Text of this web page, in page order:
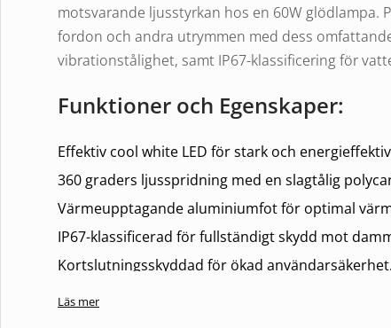
motsvarande ljusstyrkan hos en 60W
fordon och andra utrymmen med dess
vibrationstålighet, samt IP67-klassificering för
Funktioner och Egenskaper:
Effektiv cool white LED för stark och
360 graders ljusspridning med en slagtålig
Värmeupptagande aluminiumfot för optimal
IP67-klassificerad för fullständigt skydd mot
Kortslutningsskyddad för ökad användarsäkerhet.
Användningsområden:
Läs mer